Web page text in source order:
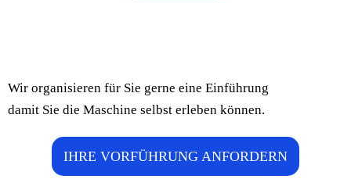
Wir organisieren für Sie gerne eine Einführung
damit Sie die Maschine selbst erleben können.
IHRE VORFÜHRUNG ANFORDERN